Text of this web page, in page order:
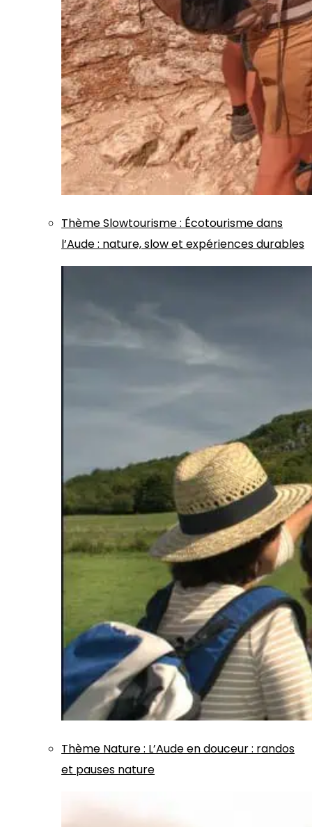
ThèmeSlowtourisme: Écotourisme dans
l’Aude : nature, slow et expériences durables
Thème Nature: L’Aude en douceur : randos
et pauses nature